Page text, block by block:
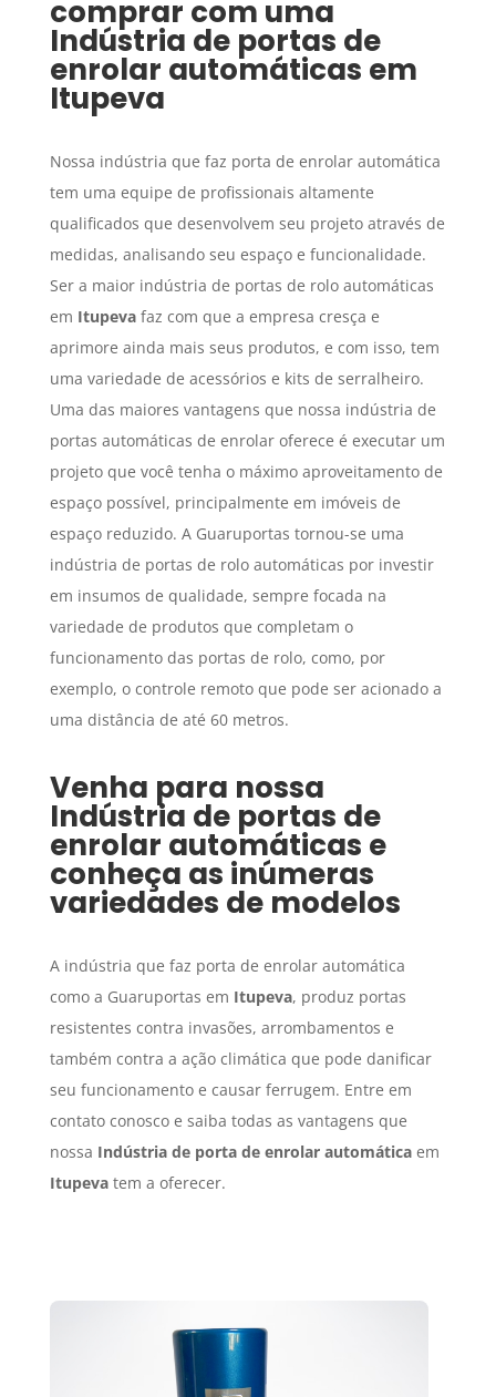
comprar com uma
Indústria de portas de
enrolar automáticas em
Itupeva
Nossa indústria que faz porta de enrolar automática
tem uma equipe de profissionais altamente
qualificados que desenvolvem seu projeto através de
medidas, analisando seu espaço e funcionalidade.
Ser a maior indústria de portas de rolo automáticas
em Itupevafaz com que a empresa cresça e
aprimore ainda mais seus produtos, e com isso, tem
uma variedade de acessórios e kits de serralheiro.
Uma das maiores vantagens que nossa indústria de
portas automáticas de enrolar oferece é executar um
projeto que você tenha o máximo aproveitamento de
espaço possível, principalmente em imóveis de
espaço reduzido. A Guaruportas tornou-se uma
indústria de portas de rolo automáticas por investir
em insumos de qualidade, sempre focada na
variedade de produtos que completam o
funcionamento das portas de rolo, como, por
exemplo, o controle remoto que pode ser acionado a
uma distância de até 60 metros.
Venha para nossa
Indústria de portas de
enrolar automáticas e
conheça as inúmeras
variedades de modelos
A indústria que faz porta de enrolar automática
como a Guaruportas em Itupeva, produz portas
resistentes contra invasões, arrombamentos e
também contra a ação climática que pode danificar
seu funcionamento e causar ferrugem. Entre em
contato conosco e saiba todas as vantagens que
nossa Indústria de porta de enrolar automáticaem
Itupevatem a oferecer.